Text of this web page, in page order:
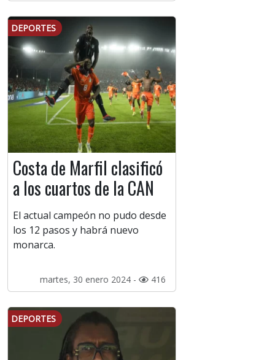
DEPORTES
Costa de Marfil clasificó
a los cuartos de la CAN
El actual campeón no pudo desde
los 12 pasos y habrá nuevo
monarca.
martes, 30 enero 2024 - 416
DEPORTES